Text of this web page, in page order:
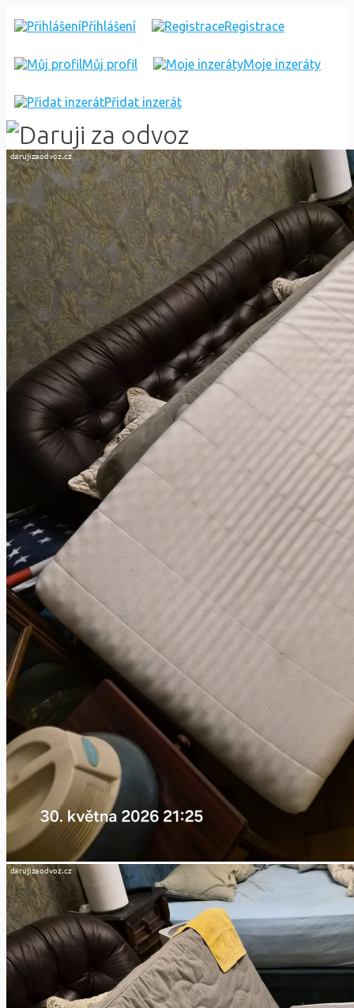
Přihlášení Registrace
Můj profil Moje inzeráty
Přidat inzerát
MATRACI